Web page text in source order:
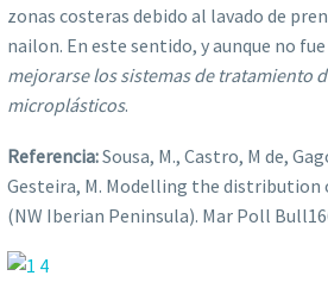
zonas costeras debido al lavado de
nailon. En este sentido, y aunque no
mejorarse los sistemas de tratamiento
microplásticos.
Referencia:Sousa, M., Castro, M de,
Gesteira, M. Modelling the
(NW Iberian Peninsula). Mar Poll